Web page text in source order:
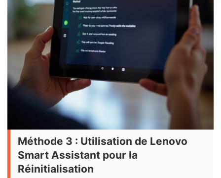
Méthode 3 : Utilisation de Lenovo
Smart Assistant pour la
Réinitialisation